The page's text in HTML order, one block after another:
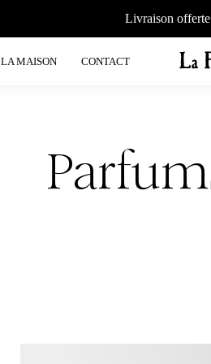
Livraison
LA MAISON CONTACT